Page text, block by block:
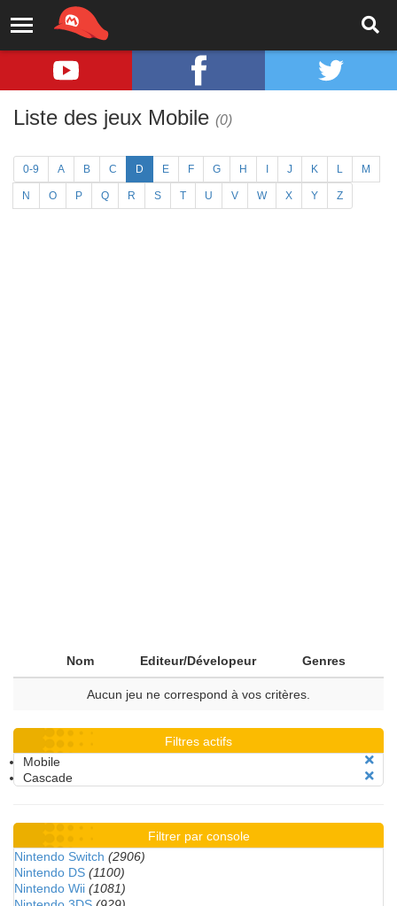
Liste des jeux Mobile (0)
0-9 A B C D E F G H J K L M
N O P Q R S T U V W X Y Z
Nom Editeur/Dévelopeur Genres
Aucun jeu ne correspond à vos critères.
Filtres actifs
Mobile
Cascade
Filtrer par console
Nintendo Switch (2906)
Nintendo DS (1100)
Nintendo Wii (1081)